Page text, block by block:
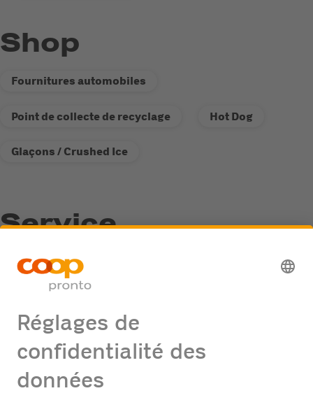
Shop
Fournitures automobiles
Point de collecte de recyclage Hot Dog
Glaçons / Crushed Ice
Service
Point de collecte de recyclage
Offres d'emploi